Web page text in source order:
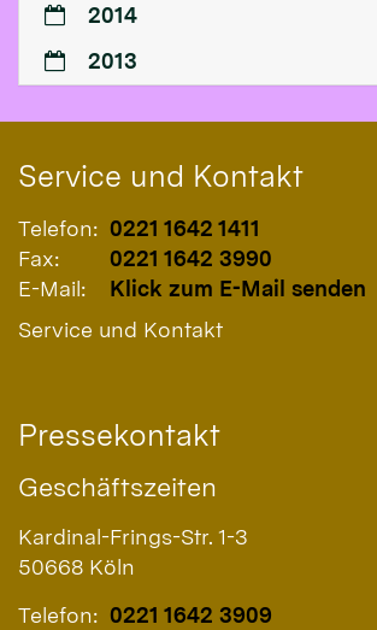
2014
2013
Service und Kontakt
Telefon: 0221 1642 1411
Fax:
0221 1642 3990
E-Mail:
Klick zum E-Mail senden
Service und Kontakt
Pressekontakt
Geschäftszeiten
Kardinal-Frings-Str. 1-3
50668 Köln
Telefon: 0221 1642 3909